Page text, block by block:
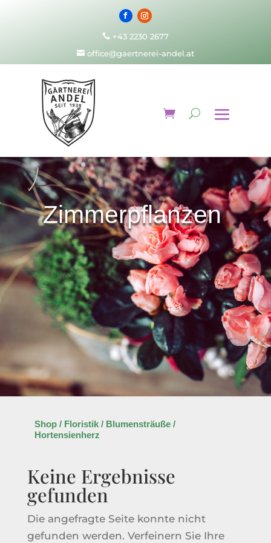
 +43 2230 2677
office@gaertnerei-andel.at
Zimmerpflanzen
Shop/ Floristik/ Blumensträuße/
Hortensienherz
Keine Ergebnisse
gefunden
Die angefragte Seite konnte nicht
gefunden werden. Verfeinern Sie Ihre